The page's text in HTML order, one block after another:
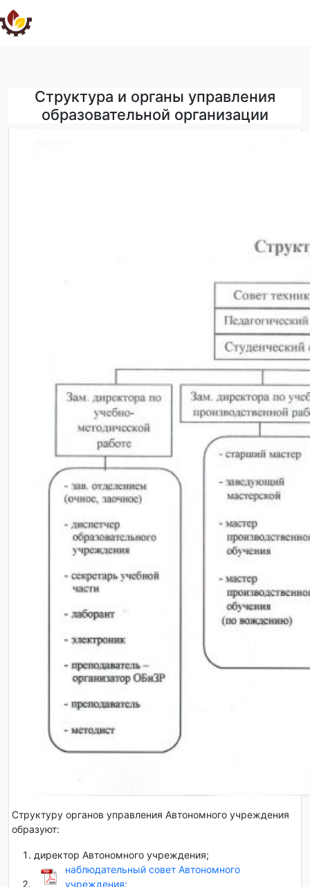
Структура и органы управления
образовательной организации
Структуру органов управления Автономного учреждения
образуют:
директор Автономного учреждения;
наблюдательный совет Автономного
учреждения;